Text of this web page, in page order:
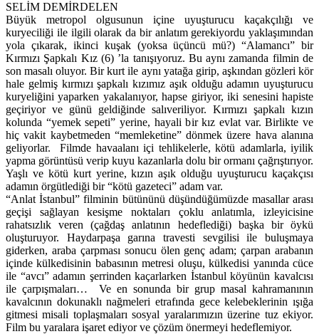
SELİM DEMİRDELEN
Büyük metropol olgusunun içine uyuşturucu kaçakçılığı ve
kuryeciliği ile ilgili olarak da bir anlatım gerekiyordu yaklaşımından
yola çıkarak, ikinci kuşak (yoksa üçüncü mü?) “Alamancı” bir
Kırmızı Şapkalı Kız (6) ’la tanışıyoruz. Bu aynı zamanda filmin de
son masalı oluyor. Bir kurt ile aynı yatağa girip, aşkından gözleri kör
hale gelmiş kırmızı şapkalı kızımız aşık olduğu adamın uyuşturucu
kuryeliğini yaparken yakalanıyor, hapse giriyor, iki senesini hapiste
geçiriyor ve günü geldiğinde salıveriliyor. Kırmızı şapkalı kızın
kolunda “yemek sepeti” yerine, hayali bir kız evlat var. Birlikte ve
hiç vakit kaybetmeden “memleketine” dönmek üzere hava alanına
geliyorlar. Filmde havaalanı içi tehlikelerle, kötü adamlarla, iyilik
yapma görüntüsü verip kuyu kazanlarla dolu bir ormanı çağrıştırıyor.
Yaşlı ve kötü kurt yerine, kızın aşık olduğu uyuşturucu kaçakçısı
adamın örgütlediği bir “kötü gazeteci” adam var.
“Anlat İstanbul” filminin bütününü düşündüğümüzde masallar arası
geçişi sağlayan kesişme noktaları çoklu anlatımla, izleyicisine
rahatsızlık veren (çağdaş anlatının hedeflediği) başka bir öykü
oluşturuyor. Haydarpaşa garına travesti sevgilisi ile buluşmaya
giderken, araba çarpması sonucu ölen genç adam; çarpan arabanın
içinde külkedisinin babasının metresi oluşu, külkedisi yanında cüce
ile “avcı” adamın şerrinden kaçarlarken İstanbul köyünün kavalcısı
ile çarpışmaları… Ve en sonunda bir grup masal kahramanının
kavalcının dokunaklı nağmeleri etrafında gece kelebeklerinin ışığa
gitmesi misali toplaşmaları sosyal yaralarımızın üzerine tuz ekiyor.
Film bu yaralara işaret ediyor ve çözüm önermeyi hedeflemiyor.